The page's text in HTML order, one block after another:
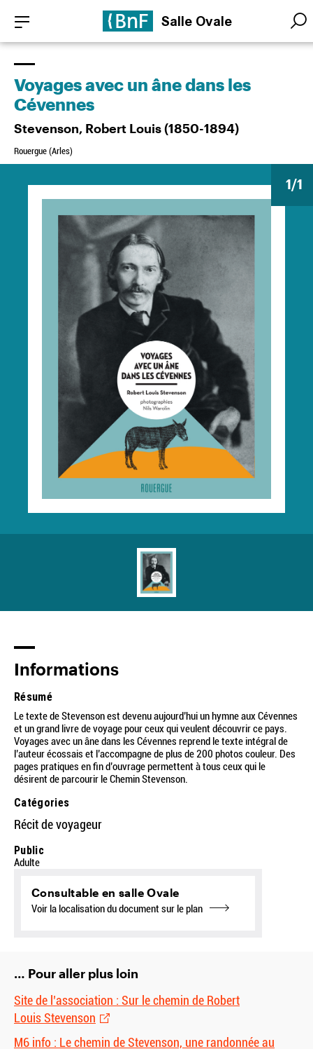
contenu
principal
Salle Ovale
1/1
Voyages avec un âne dans les
Cévennes
Stevenson, Robert Louis (1850-1894)
Rouergue (Arles)
Informations
Résumé
Le texte de Stevenson est devenu aujourd’hui un hymne aux Cévennes
et un grand livre de voyage pour ceux qui veulent découvrir ce pays.
Voyages avec un âne dans les Cévennes reprend le texte intégral de
l’auteur écossais et l’accompagne de plus de 200 photos couleur. Des
pages pratiques en fin d’ouvrage permettent à tous ceux qui le
désirent de parcourir le Chemin Stevenson.
Catégories
Récit de voyageur
Public
Adulte
Consultable en salle Ovale
Voir la localisation du document sur le plan
… Pour aller plus loin
Site de l’association : Sur le chemin de Robert
Louis Stevenson
M6 info : Le chemin de Stevenson, une randonnée au
Panneau de gestion des cookies